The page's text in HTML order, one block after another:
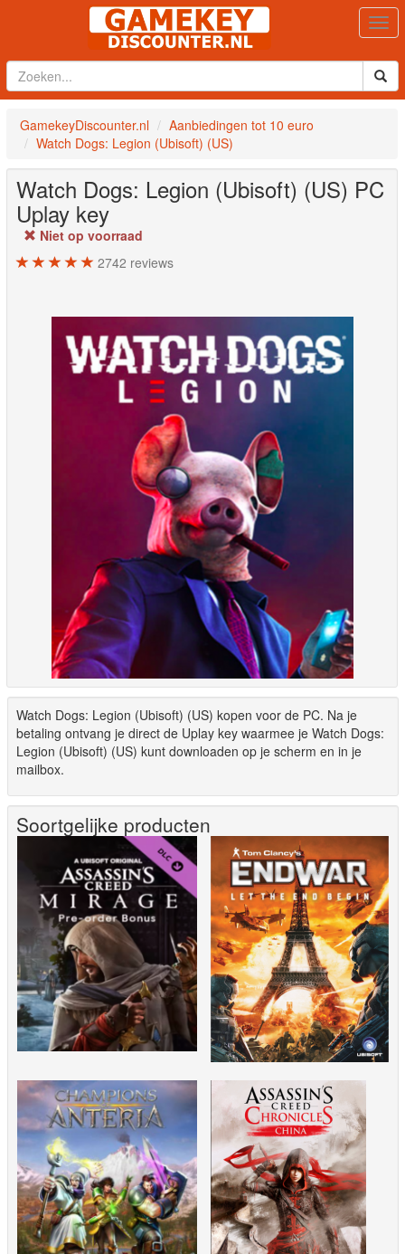
GamekeyDiscounter.nl
Aanbiedingen tot 10 euro
Watch Dogs: Legion (Ubisoft) (US)
Watch Dogs: Legion (Ubisoft) (US) PC
Uplay key
Niet op voorraad
2742 reviews
Watch Dogs: Legion (Ubisoft) (US) kopen voor de PC. Na je
betaling ontvang je direct de Uplay key waarmee je Watch Dogs:
Legion (Ubisoft) (US) kunt downloaden op je scherm en in je
mailbox.
Soortgelijke producten